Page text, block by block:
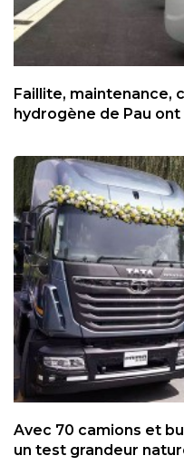
Faillite, maintenance,
hydrogène de Pau
Avec 70 camions et
un test grandeur